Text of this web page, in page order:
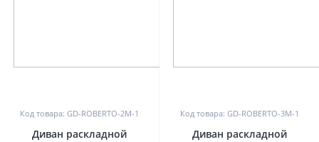
Код товара: GD-ROBERTO-2М-1
Диван раскладной
Код товара: GD-ROBERTO-3M-1
Диван раскладной